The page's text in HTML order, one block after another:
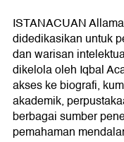
ISTANACUAN
didedikasikan untuk
dan warisan
dikelola oleh Iqbal
akses ke biografi,
akademik,
berbagai sumber
pemahaman